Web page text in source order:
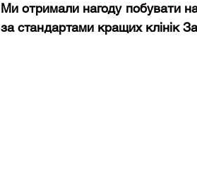
Ми отримали нагоду побувати на
за стандартами кращих клінік